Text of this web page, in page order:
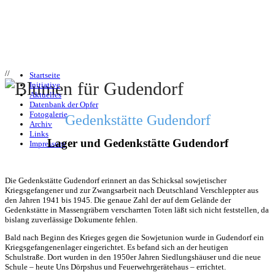
//
Startseite
Initiative
Aktuelles
Datenbank der Opfer
Fotogalerie
Archiv
Links
Impressum
Gedenkstätte Gudendorf
Lager und Gedenkstätte Gudendorf
Die Gedenkstätte Gudendorf erinnert an das Schicksal sowjetischer
Kriegsgefangener und zur Zwangsarbeit nach Deutschland Verschleppter aus
den Jahren 1941 bis 1945. Die genaue Zahl der auf dem Gelände der
Gedenkstätte in Massengräbern verscharrten Toten läßt sich nicht feststellen, da
bislang zuverlässige Dokumente fehlen.
Bald nach Beginn des Krieges gegen die Sowjetunion wurde in Gudendorf ein
Kriegsgefangenenlager eingerichtet. Es befand sich an der heutigen
Schulstraße. Dort wurden in den 1950er Jahren Siedlungshäuser und die neue
Schule – heute Uns Dörpshus und Feuerwehrgerätehaus – errichtet.